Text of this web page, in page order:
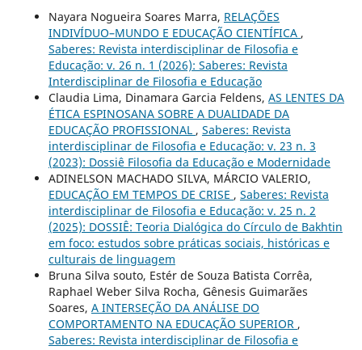
Nayara Nogueira Soares Marra, RELAÇÕES
INDIVÍDUO–MUNDO E EDUCAÇÃO CIENTÍFICA ,
Saberes: Revista interdisciplinar de Filosofia e
Educação: v. 26 n. 1 (2026): Saberes: Revista
Interdisciplinar de Filosofia e Educação
Claudia Lima, Dinamara Garcia Feldens, AS LENTES DA
ÉTICA ESPINOSANA SOBRE A DUALIDADE DA
EDUCAÇÃO PROFISSIONAL , Saberes: Revista
interdisciplinar de Filosofia e Educação: v. 23 n. 3
(2023): Dossiê Filosofia da Educação e Modernidade
ADINELSON MACHADO SILVA, MÁRCIO VALERIO,
EDUCAÇÃO EM TEMPOS DE CRISE , Saberes: Revista
interdisciplinar de Filosofia e Educação: v. 25 n. 2
(2025): DOSSIÊ: Teoria Dialógica do Círculo de Bakhtin
em foco: estudos sobre práticas sociais, históricas e
culturais de linguagem
Bruna Silva souto, Estér de Souza Batista Corrêa,
Raphael Weber Silva Rocha, Gênesis Guimarães
Soares, A INTERSEÇÃO DA ANÁLISE DO
COMPORTAMENTO NA EDUCAÇÃO SUPERIOR ,
Saberes: Revista interdisciplinar de Filosofia e